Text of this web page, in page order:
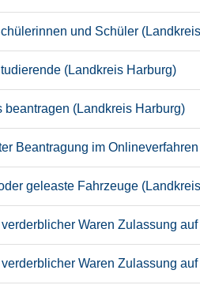
und Schüler
(Landkreis Harburg)
(Landkreis Harburg)
Beantragung im
geleaste Fahrzeuge
Waren Zulassung
Waren Zulassung